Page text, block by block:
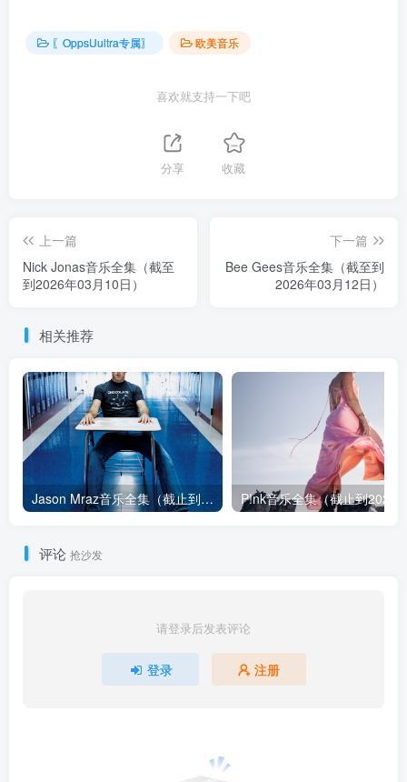
〖OppsUultra专属〗 欧美音乐
喜欢就支持一下吧
分享 收藏
上一篇
Nick Jonas音乐全集（截至
到2026年03月10日）
下一篇
Bee Gees音乐全集（截至到
2026年03月12日）
相关推荐
Jason Mraz音乐全集（截止到2026年08月04日）
评论 抢沙发
请登录后发表评论
登录 注册